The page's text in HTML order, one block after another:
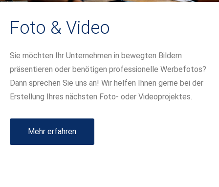
Foto & Video
Sie möchten Ihr Unternehmen in bewegten Bildern
präsentieren oder benötigen professionelle Werbefotos?
Dann sprechen Sie uns an! Wir helfen Ihnen gerne bei der
Erstellung Ihres nächsten Foto- oder Videoprojektes.
Mehr erfahren